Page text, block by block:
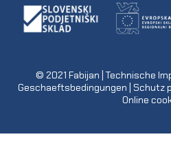
© 2021 Fabijan | Technische
Geschaeftsbedingungen Schutz
Online